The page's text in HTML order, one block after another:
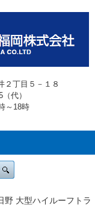
２丁目５－１８
代）
～18時
野 大型ハイルーフトラ